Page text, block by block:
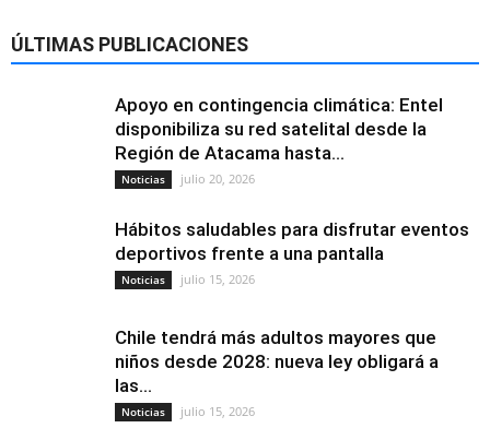
ÚLTIMAS PUBLICACIONES
Apoyo en contingencia climática: Entel
disponibiliza su red satelital desde la
Región de Atacama hasta...
Noticias julio 20, 2026
Hábitos saludables para disfrutar eventos
deportivos frente a una pantalla
Noticias julio 15, 2026
Chile tendrá más adultos mayores que
niños desde 2028: nueva ley obligará a
las...
Noticias julio 15, 2026